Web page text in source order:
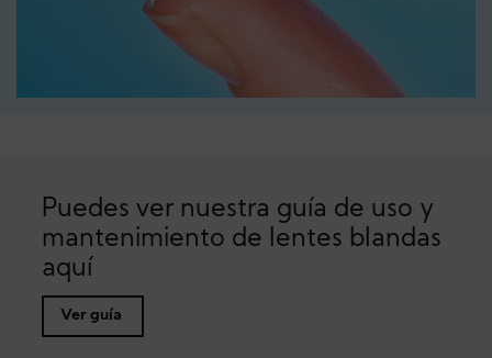
Puedes ver nuestra guía de uso y
mantenimiento de lentes blandas
aquí
Ver guía